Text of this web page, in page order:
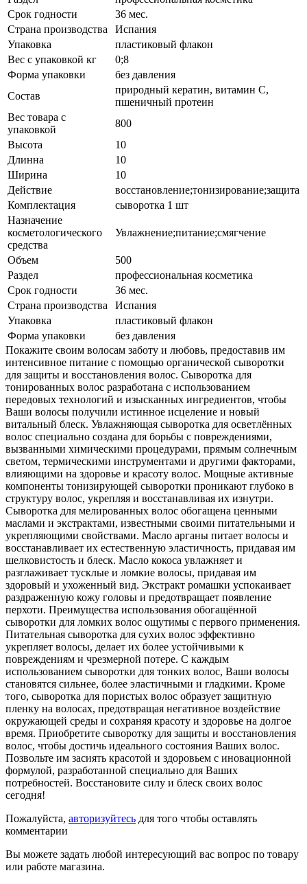
Срок годности
36 мес.
Страна производства
Испания
Упаковка
пластиковый флакон
Вес с упаковкой кг
0;8
Форма упаковки
без давления
Состав
природный кератин, витамин С,
пшеничный протеин
Вес товара с
упаковкой
800
Высота
10
Длинна
10
Ширина
10
Действие
восстановление;тонизирование;защита
Комплектация
сыворотка 1 шт
Назначение
косметологического
средства
Увлажнение;питание;смягчение
Объем
500
Раздел
профессиональная косметика
Срок годности
36 мес.
Страна производства
Испания
Упаковка
пластиковый флакон
Форма упаковки
без давления
Покажите своим волосам заботу и любовь, предоставив им
интенсивное питание с помощью органической сыворотки
для защиты и восстановления волос. Сыворотка для
тонированных волос разработана с использованием
передовых технологий и изысканных ингредиентов, чтобы
Ваши волосы получили истинное исцеление и новый
витальный блеск. Увлажняющая сыворотка для осветлённых
волос специально создана для борьбы с повреждениями,
вызванными химическими процедурами, прямым солнечным
светом, термическими инструментами и другими факторами,
влияющими на здоровье и красоту волос. Мощные активные
компоненты тонизирующей сыворотки проникают глубоко в
структуру волос, укрепляя и восстанавливая их изнутри.
Сыворотка для мелированных волос обогащена ценными
маслами и экстрактами, известными своими питательными и
укрепляющими свойствами. Масло арганы питает волосы и
восстанавливает их естественную эластичность, придавая им
шелковистость и блеск. Масло кокоса увлажняет и
разглаживает тусклые и ломкие волосы, придавая им
здоровый и ухоженный вид. Экстракт ромашки успокаивает
раздраженную кожу головы и предотвращает появление
перхоти. Преимущества использования обогащённой
сыворотки для ломких волос ощутимы с первого применения.
Питательная сыворотка для сухих волос эффективно
укрепляет волосы, делает их более устойчивыми к
повреждениям и чрезмерной потере. С каждым
использованием сыворотки для тонких волос, Ваши волосы
становятся сильнее, более эластичными и гладкими. Кроме
того, сыворотка для пористых волос образует защитную
пленку на волосах, предотвращая негативное воздействие
окружающей среды и сохраняя красоту и здоровье на долгое
время. Приобретите сыворотку для защиты и восстановления
волос, чтобы достичь идеального состояния Ваших волос.
Позвольте им засиять красотой и здоровьем с иновационной
формулой, разработанной специально для Ваших
потребностей. Восстановите силу и блеск своих волос
сегодня!
Пожалуйста, авторизуйтесь для того чтобы оставлять
комментарии
Вы можете задать любой интересующий вас вопрос по товару
или работе магазина.